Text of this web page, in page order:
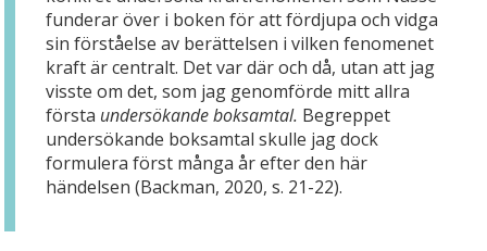
funderar över i boken för att fördjupa och vidga
sin förståelse av berättelsen i vilken fenomenet
kraft är centralt. Det var där och då, utan att jag
visste om det, som jag genomförde mitt allra
första undersökande boksamtal. Begreppet
undersökande boksamtal skulle jag dock
formulera först många år efter den här
händelsen (Backman, 2020, s. 21-22).